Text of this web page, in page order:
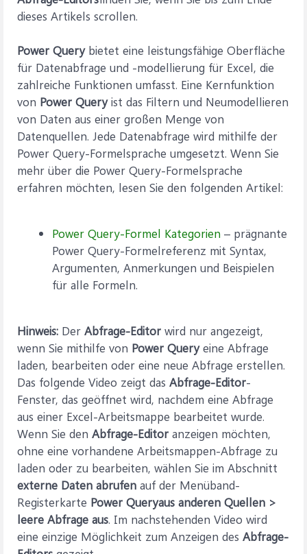
dieses Artikels scrollen.
Power Querybietet eine leistungsfähige Oberfläche
für Datenabfrage und -modellierung für Excel, die
zahlreiche Funktionen umfasst. Eine Kernfunktion
von Power Queryist das Filtern und Neumodellieren
von Daten aus einer großen Menge von
Datenquellen. Jede Datenabfrage wird mithilfe der
Power Query-Formelsprache umgesetzt. Wenn Sie
mehr über die Power Query-Formelsprache
erfahren möchten, lesen Sie den folgenden Artikel:
Power Query-Formel Kategorien – prägnante
Power Query-Formelreferenz mit Syntax,
Argumenten, Anmerkungen und Beispielen
für alle Formeln.
Hinweis: Der Abfrage-Editor wird nur angezeigt,
wenn Sie mithilfe von Power Queryeine Abfrage
laden, bearbeiten oder eine neue Abfrage erstellen.
Das folgende Video zeigt das Abfrage-Editor-
Fenster, das geöffnet wird, nachdem eine Abfrage
aus einer Excel-Arbeitsmappe bearbeitet wurde.
Wenn Sie den Abfrage-Editor anzeigen möchten,
ohne eine vorhandene Arbeitsmappen-Abfrage zu
laden oder zu bearbeiten, wählen Sie im Abschnitt
externe Daten abrufen auf der Menüband-
Registerkarte Power Queryaus anderen Quellen >
leere Abfrage aus. Im nachstehenden Video wird
eine einzige Möglichkeit zum Anzeigen des Abfrage-